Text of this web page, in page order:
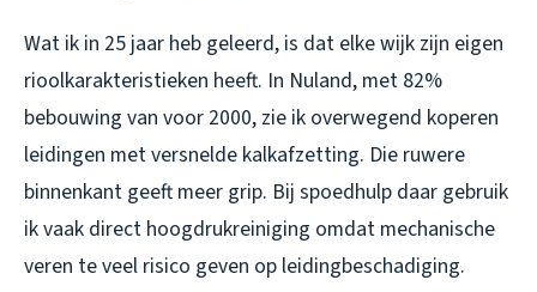
Wat ik in 25 jaar heb geleerd, is dat elke wijk zijn eigen
rioolkarakteristieken heeft. In Nuland, met 82%
bebouwing van voor 2000, zie ik overwegend koperen
leidingen met versnelde kalkafzetting. Die ruwere
binnenkant geeft meer grip. Bij spoedhulp daar gebruik
ik vaak direct hoogdrukreiniging omdat mechanische
veren te veel risico geven op leidingbeschadiging.